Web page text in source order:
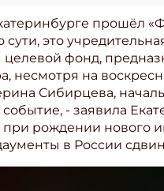
прошёл
сути, это
фонд,
несмотря на
Сибирцева,
событие, - заявила
при рождении нового
в России